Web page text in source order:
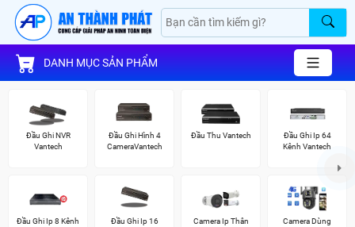
DANH MỤC SẢN PHẨM
Đầu Ghi NVR
Vantech
Đầu Ghi Hình 4
CameraVantech
Đầu Thu Vantech
Đầu Ghi Ip 64
Kênh Vantech
Đầu Ghi Ip 8 Kênh
Đầu Ghi Ip 16
Camera Ip Thân
Camera Dùng